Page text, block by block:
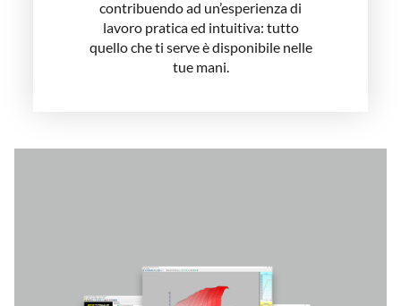
contribuendo ad un’esperienza di
lavoro pratica ed intuitiva: tutto
quello che ti serve è disponibile nelle
tue mani.